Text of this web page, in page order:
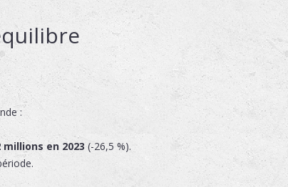
:
millions en 2023 (-26,5 %).